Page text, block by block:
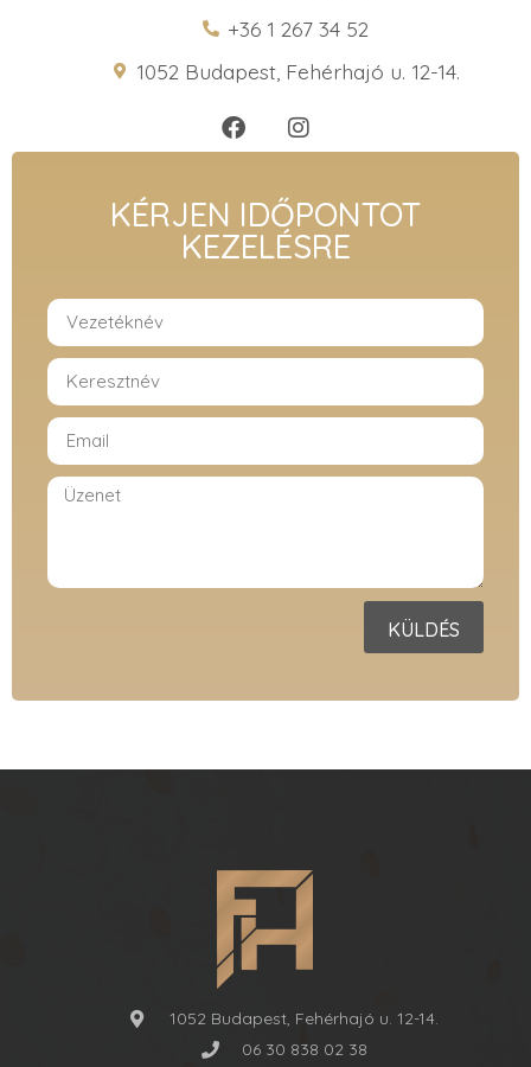
+36 1 267 34 52
1052 Budapest, Fehérhajó u. 12-14.
KÉRJEN IDŐPONTOT
KEZELÉSRE
KÜLDÉS
1052 Budapest, Fehérhajó u. 12-14.
06 30 838 02 38